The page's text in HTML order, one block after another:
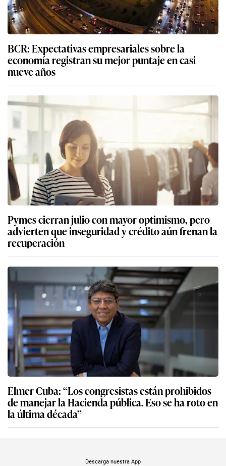
BCR: Expectativas empresariales sobre la
economía registran su mejor puntaje en casi
nueve años
Pymes cierran julio con mayor optimismo, pero
advierten que inseguridad y crédito aún frenan la
recuperación
Elmer Cuba: “Los congresistas están prohibidos
de manejar la Hacienda pública. Eso se ha roto en
la última década”
Descarga nuestra App